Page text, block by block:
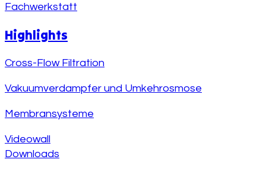
Fachwerkstatt
Highlights
Cross-Flow Filtration
Vakuumverdampfer und Umkehrosmose
Membransysteme
Videowall
Downloads